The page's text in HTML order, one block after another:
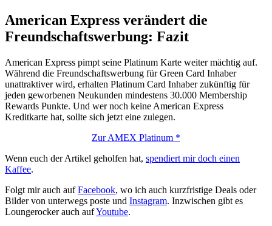
American Express verändert die
Freundschaftswerbung: Fazit
American Express pimpt seine Platinum Karte weiter mächtig auf.
Während die Freundschaftswerbung für Green Card Inhaber
unattraktiver wird, erhalten Platinum Card Inhaber zukünftig für
jeden geworbenen Neukunden mindestens 30.000 Membership
Rewards Punkte. Und wer noch keine American Express
Kreditkarte hat, sollte sich jetzt eine zulegen.
Zur AMEX Platinum *
Wenn euch der Artikel geholfen hat, spendiert mir doch einen
Kaffee.
Folgt mir auch aufFacebook, wo ich auch kurzfristige Deals oder
Bilder von unterwegs poste und Instagram. Inzwischen gibt es
Loungerocker auch aufYoutube.